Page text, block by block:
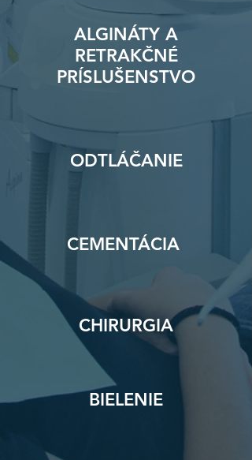
ALGINÁTY A
RETRAKČNÉ
PRÍSLUŠENSTVO
ODTLÁČANIE
CEMENTÁCIA
CHIRURGIA
BIELENIE